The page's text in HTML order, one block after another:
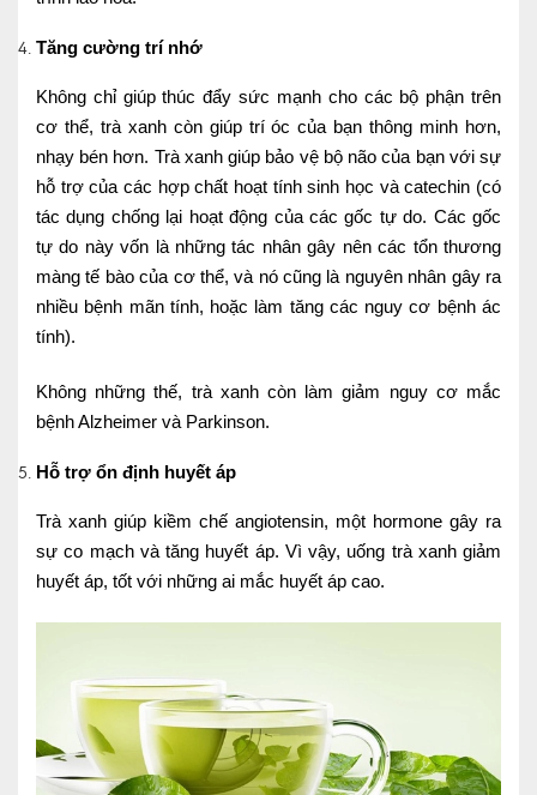
Bác sĩ online - Tư vấn từ xa
Bác sĩ gia đình chăm sóc y tế 24/7
Nhà thuốc GPP
Dịch vụ Y tế Cơ quan – MEDI-OFFICE
Dịch vụ Y tế gia đình – MEDI-HOME
Lấy mẫu xét nghiệm tại nhà
Bảo hiểm Y tế
Bảo lãnh viện phí HỎI ĐÁP
Tăng cường trí nhớ
Không chỉ giúp thúc đẩy sức mạnh cho các bộ phận trên
cơ thể, trà xanh còn giúp trí óc của bạn thông minh hơn,
nhạy bén hơn. Trà xanh giúp bảo vệ bộ não của bạn với sự
hỗ trợ của các hợp chất hoạt tính sinh học và catechin (có
tác dụng chống lại hoạt động của các gốc tự do. Các gốc
tự do này vốn là những tác nhân gây nên các tổn thương
màng tế bào của cơ thể, và nó cũng là nguyên nhân gây ra
nhiều bệnh mãn tính, hoặc làm tăng các nguy cơ bệnh ác
tính).
Không những thế, trà xanh còn làm giảm nguy cơ mắc
bệnh Alzheimer và Parkinson.
Hỗ trợ ổn định huyết áp
Trà xanh giúp kiềm chế angiotensin, một hormone gây ra
sự co mạch và tăng huyết áp. Vì vậy, uống trà xanh giảm
huyết áp, tốt với những ai mắc huyết áp cao.